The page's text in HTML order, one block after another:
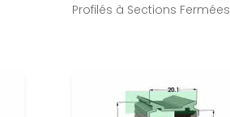
Profilés à Sections Fermées